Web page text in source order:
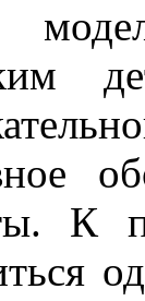
К